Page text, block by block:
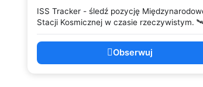
ISS Tracker - śledź pozycję
Stacji Kosmicznej w czasie rzeczywistym.
Obserwuj